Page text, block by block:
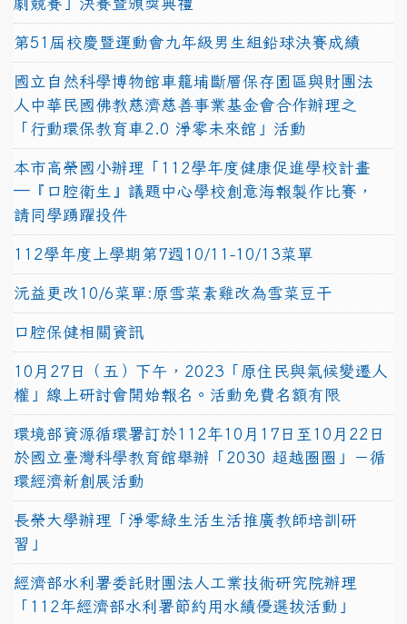
第51屆校慶暨運動會九年級男生組鉛球決賽成績
國立自然科學博物館車籠埔斷層保存園區與財團法
人中華民國佛教慈濟慈善事業基金會合作辦理之
「行動環保教育車2.0 淨零未來館」活動
本市高榮國小辦理「112學年度健康促進學校計畫
─『口腔衛生』議題中心學校創意海報製作比賽，
請同學踴躍投件
112學年度上學期第7週10/11-10/13菜單
沅益更改10/6菜單:原雪菜素雞改為雪菜豆干
口腔保健相關資訊
10月27日（五）下午，2023「原住民與氣候變遷人
權」線上研討會開始報名。活動免費名額有限
環境部資源循環署訂於112年10月17日至10月22日
於國立臺灣科學教育館舉辦「2030 超越圈圈」－循
環經濟新創展活動
長榮大學辦理「淨零綠生活生活推廣教師培訓研
習」
經濟部水利署委託財團法人工業技術研究院辦理
「112年經濟部水利署節約用水績優選拔活動」